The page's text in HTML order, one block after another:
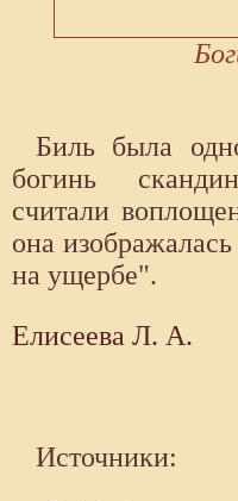
Биль была
богинь
считали
она
на ущербе".
Елисеева Л. А.
Источники: